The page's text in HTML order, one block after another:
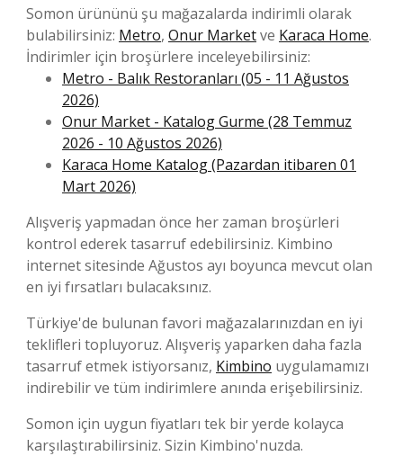
Somon ürününü şu mağazalarda indirimli olarak
bulabilirsiniz: Metro, Onur Marketve Karaca Home.
İndirimler için broşürlere inceleyebilirsiniz:
Metro - Balık Restoranları (05 - 11 Ağustos
2026)
Onur Market - Katalog Gurme (28 Temmuz
2026 - 10 Ağustos 2026)
Karaca Home Katalog (Pazardan itibaren 01
Mart 2026)
Alışveriş yapmadan önce her zaman broşürleri
kontrol ederek tasarruf edebilirsiniz. Kimbino
internet sitesinde Ağustos ayı boyunca mevcut olan
en iyi fırsatları bulacaksınız.
Türkiye'de bulunan favori mağazalarınızdan en iyi
teklifleri topluyoruz. Alışveriş yaparken daha fazla
tasarruf etmek istiyorsanız, Kimbino uygulamamızı
indirebilir ve tüm indirimlere anında erişebilirsiniz.
Somon için uygun fiyatları tek bir yerde kolayca
karşılaştırabilirsiniz. Sizin Kimbino'nuzda.